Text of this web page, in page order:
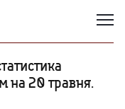
на 20 травня.